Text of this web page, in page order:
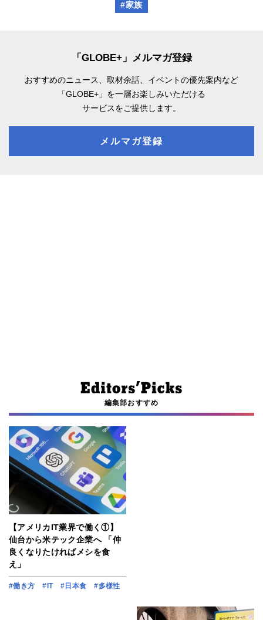
#家族
「GLOBE+」メルマガ登録
おすすめのニュース、取材余話、 イベントの優先案内など
「GLOBE+」を一層お楽しみいただける
サービスをご提供します。
メルマガ登録
編集部おすすめ
【アメリカIT業界で働く①】
仙台から米テック企業へ 「仲
良くなりたければメシを食
え」
#働き方 #IT #日本食 #多様性